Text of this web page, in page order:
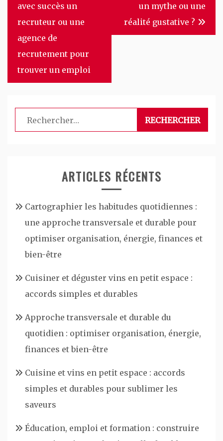
l’article
avec succès un
recruteur ou une
agence de
recrutement pour
trouver un emploi
un mythe ou une
réalité gustative ?
Rechercher :
ARTICLES RÉCENTS
Cartographier les habitudes quotidiennes :
une approche transversale et durable pour
optimiser organisation, énergie, finances et
bien-être
Cuisiner et déguster vins en petit espace :
accords simples et durables
Approche transversale et durable du
quotidien : optimiser organisation, énergie,
finances et bien-être
Cuisine et vins en petit espace : accords
simples et durables pour sublimer les
saveurs
Éducation, emploi et formation : construire